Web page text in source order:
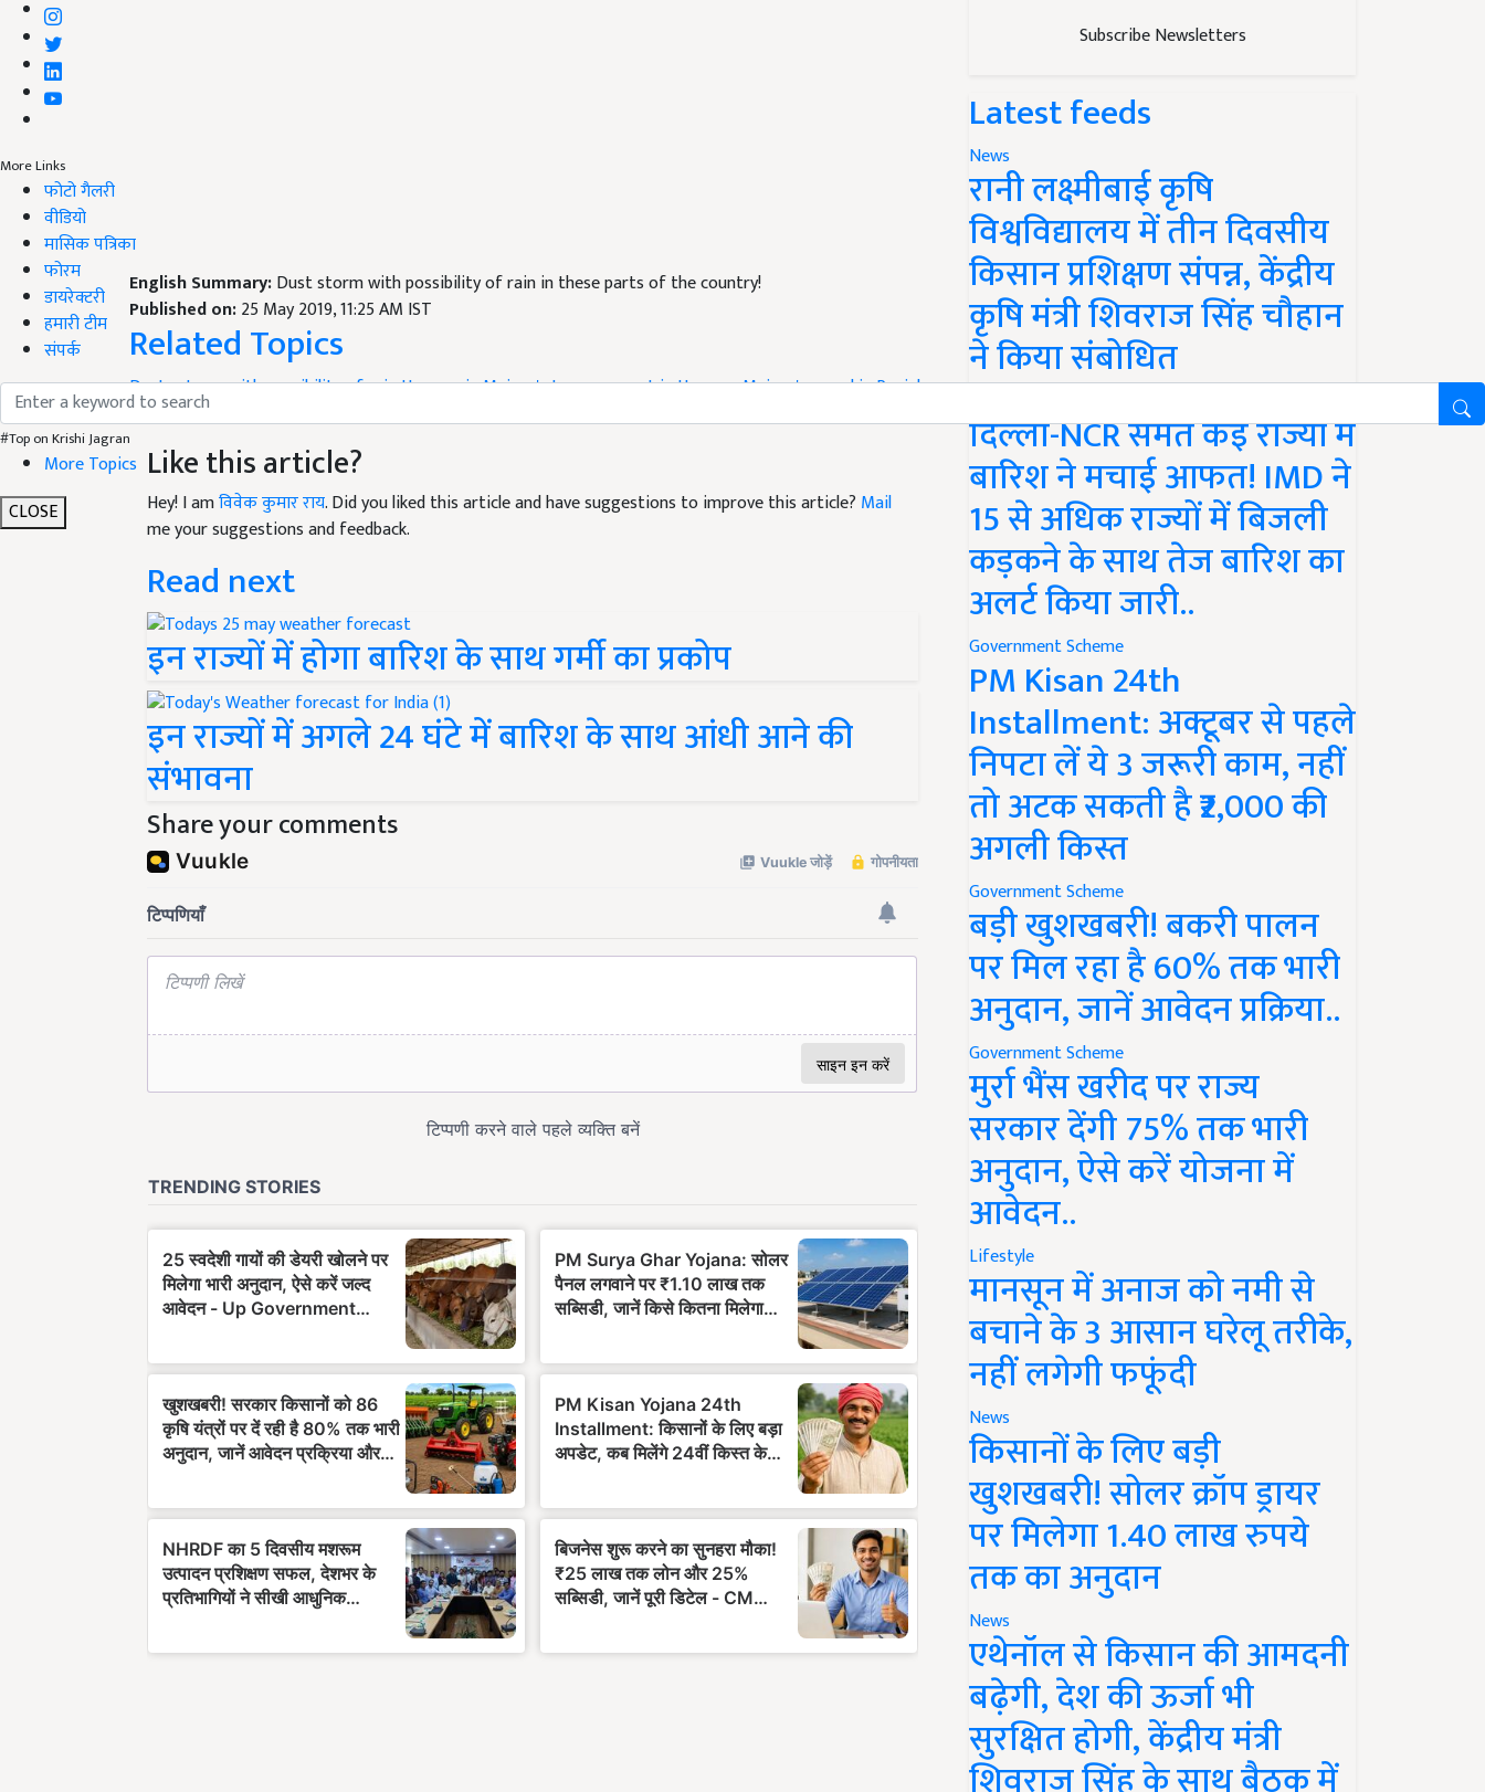
More Links
फोटो गैलरी
वीडियो
मासिक पत्रिका
फोरम
डायरेक्टरी
हमारी टीम
संपर्क
#Top on Krishi Jagran
More Topics
CLOSE
English Summary:Dust storm with possibility of rain in these parts of the country!
Published on:25 May 2019, 11:25 AM IST
Related Topics
Dusty storm with possibility of rainHeavy rainMaison's temperament in HaryanaMaison's mood in Punjab
Maison's temperament in Delhi
Like this article?
Hey! I amविवेक कुमार राय. Did you liked this article and have suggestions to improve this article? Mail
me your suggestions and feedback.
Read next
इन राज्यों में होगा बारिश के साथ गर्मी का प्रकोप
इन राज्यों में अगले 24 घंटे में बारिश के साथ आंधी आने की
संभावना
Share your comments
Subscribe Newsletters
Latest feeds
News
रानी लक्ष्मीबाई कृषि
विश्वविद्यालय में तीन दिवसीय
किसान प्रशिक्षण संपन्न, केंद्रीय
कृषि मंत्री शिवराज सिंह चौहान
ने किया संबोधित
दिल्ली-NCR समेत कई राज्यों में
बारिश ने मचाई आफत! IMD ने
15 से अधिक राज्यों में बिजली
कड़कने के साथ तेज बारिश का
अलर्ट किया जारी..
Government Scheme
PM Kisan 24th
Installment: अक्टूबर से पहले
निपटा लें ये 3 जरूरी काम, नहीं
तो अटक सकती है ₹2,000 की
अगली किस्त
Government Scheme
बड़ी खुशखबरी! बकरी पालन
पर मिल रहा है 60% तक भारी
अनुदान, जानें आवेदन प्रक्रिया..
Government Scheme
मुर्रा भैंस खरीद पर राज्य
सरकार देंगी 75% तक भारी
अनुदान, ऐसे करें योजना में
आवेदन..
Lifestyle
मानसून में अनाज को नमी से
बचाने के 3 आसान घरेलू तरीके,
नहीं लगेगी फफूंदी
News
किसानों के लिए बड़ी
खुशखबरी! सोलर क्रॉप ड्रायर
पर मिलेगा 1.40 लाख रुपये
तक का अनुदान
News
एथेनॉल से किसान की आमदनी
बढ़ेगी, देश की ऊर्जा भी
सुरक्षित होगी, केंद्रीय मंत्री